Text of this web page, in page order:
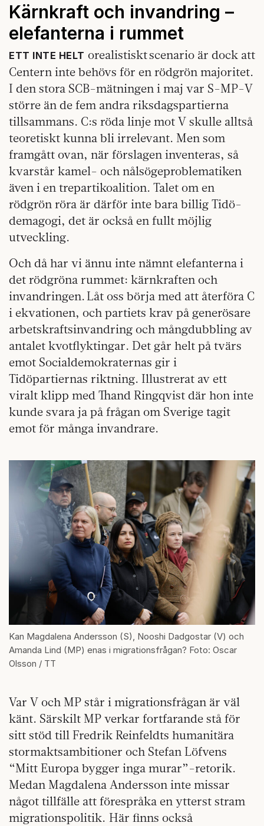
Kärnkraft och invandring –
elefanterna i rummet
ETT INTE HELT orealistiskt scenario är dock att
Centern inte behövs för en rödgrön majoritet.
I den stora SCB-mätningen i maj var S-MP-V
större än de fem andra riksdagspartierna
tillsammans. C:s röda linje mot V skulle alltså
teoretiskt kunna bli irrelevant. Men som
framgått ovan, när förslagen inventeras, så
kvarstår kamel- och nålsögeproblematiken
även i en trepartikoalition. Talet om en
rödgrön röra är därför inte bara billig Tidö-
demagogi, det är också en fullt möjlig
utveckling.
Och då har vi ännu inte nämnt elefanterna i
det rödgröna rummet: kärnkraften och
invandringen. Låt oss börja med att återföra C
i ekvationen, och partiets krav på generösare
arbetskraftsinvandring och mångdubbling av
antalet kvotflyktingar. Det går helt på tvärs
emot Socialdemokraternas gir i
Tidöpartiernas riktning. Illustrerat av ett
viralt klipp med Thand Ringqvist där hon inte
kunde svara ja på frågan om Sverige tagit
emot för många invandrare.
Kan Magdalena Andersson (S), Nooshi Dadgostar (V) och
Amanda Lind (MP) enas i migrationsfrågan? Foto: Oscar
Olsson / TT
Var V och MP står i migrationsfrågan är väl
känt. Särskilt MP verkar fortfarande stå för
sitt stöd till Fredrik Reinfeldts humanitära
stormaktsambitioner och Stefan Löfvens
“Mitt Europa bygger inga murar”-retorik.
Medan Magdalena Andersson inte missar
något tillfälle att förespråka en ytterst stram
migrationspolitik. Här finns också